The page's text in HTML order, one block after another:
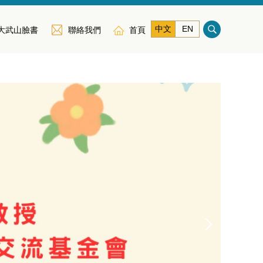
武山臉書 聯絡我們 首頁 中文 EN